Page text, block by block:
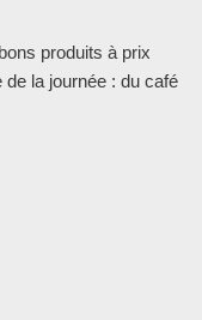
produits à prix
de la journée : du café